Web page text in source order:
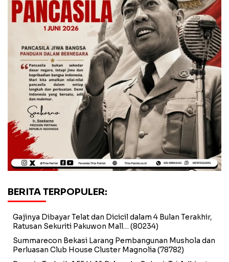
BERITA TERPOPULER:
Gajinya Dibayar Telat dan Dicicil dalam 4 Bulan Terakhir,
Ratusan Sekuriti Pakuwon Mall… (80234)
Summarecon Bekasi Larang Pembangunan Mushola dan
Perluasan Club House Cluster Magnolia (78782)